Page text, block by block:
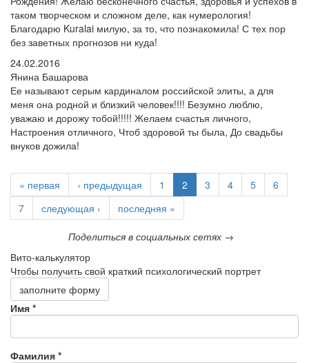
таком творческом и сложном деле, как нумерология!
Благодарю Kuralai милую, за то, что познакомила! С тех пор
без заветных прогнозов ни куда!
24.02.2016
Янина Башарова
Ее называют серым кардиналом российской элиты, а для
меня она родной и близкий человек!!!! Безумно люблю,
уважаю и дорожу тобой!!!!! Желаем счастья личного,
Настроения отличного, Чтоб здоровой ты была, До свадьбы
внуков дожила!
« первая ‹ предыдущая 1 2 3 4 5
6
7
следующая › последняя »
Поделиться в социальных сетях →
Вито-калькулятор
Чтобы получить свой краткий психологический портрет
заполните форму
Имя *
Фамилия *